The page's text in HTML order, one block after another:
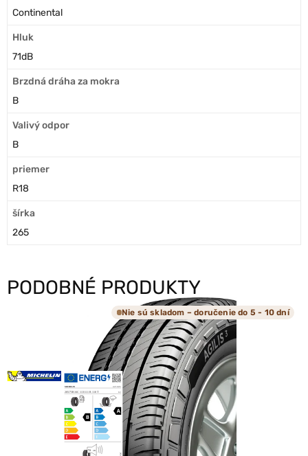
Continental
Hluk
71dB
Brzdná dráha za mokra
B
Valivý odpor
B
priemer
R18
šírka
265
PODOBNÉ PRODUKTY
Nie sú skladom – doručenie do 5 - 10 dní